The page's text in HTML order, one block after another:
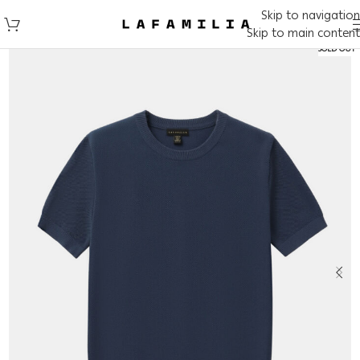
Skip to navigation
Skip to main content
SOLD OUT